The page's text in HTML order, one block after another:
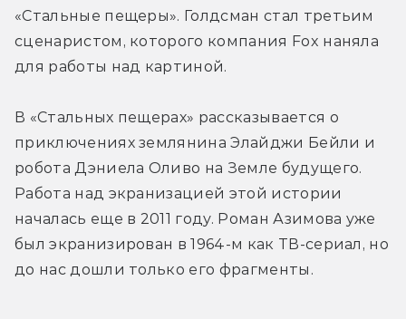
«Стальные пещеры». Голдсман стал третьим
сценаристом, которого компания Fox наняла
для работы над картиной.
В «Стальных пещерах» рассказывается о
приключениях землянина Элайджи Бейли и
робота Дэниела Оливо на Земле будущего.
Работа над экранизацией этой истории
началась еще в 2011 году. Роман Азимова уже
был экранизирован в 1964-м как ТВ-сериал, но
до нас дошли только его фрагменты.